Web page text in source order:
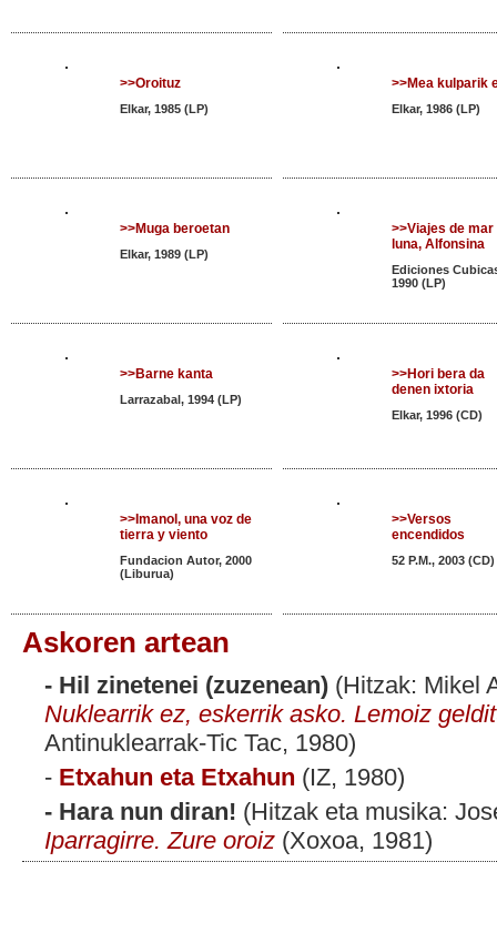
>>Oroituz
Elkar, 1985 (LP)
>>Mea kulparik
Elkar, 1986 (LP)
>>Muga beroetan
Elkar, 1989 (LP)
>>Viajes de mar
luna, Alfonsina
Ediciones
1990 (LP)
>>Barne kanta
Larrazabal, 1994 (LP)
>>Hori bera da
denen ixtoria
Elkar, 1996 (CD)
>>Imanol, una voz de
tierra y viento
Fundacion Autor, 2000
(Liburua)
>>Versos
encendidos
52 P.M., 2003 (CD)
Askoren artean
- Hil zinetenei (zuzenean) (Hitzak: Mikel
Nuklearrik ez, eskerrik asko. Lemoiz
Antinuklearrak-Tic Tac, 1980)
- Etxahun eta Etxahun (IZ, 1980)
- Hara nun diran! (Hitzak eta musika:
Iparragirre. Zure oroiz (Xoxoa, 1981)